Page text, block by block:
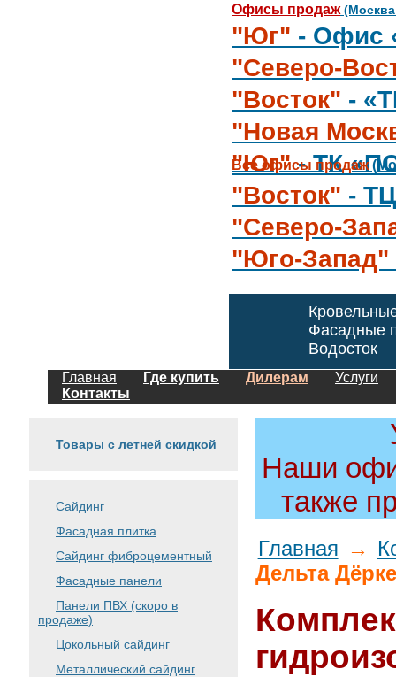
Офисы продаж(Москва
"Юг" - Офис
"Северо-
"Восток" -
"Новая
"Юг"- ТК
"Восток" -
"Северо-
"Юго-Запад"
Все офисы продаж
Фасадные
Водосток
Главная Где купить Дилерам
Услуги
Контакты
Товары с летней скидкой
Сайдинг
Фасадная плитка
Сайдинг фиброцементный
Фасадные панели
Панели ПВХ (скоро в
продаже)
Цокольный сайдинг
Металлический сайдинг
Наши
также
Главная →
Дельта